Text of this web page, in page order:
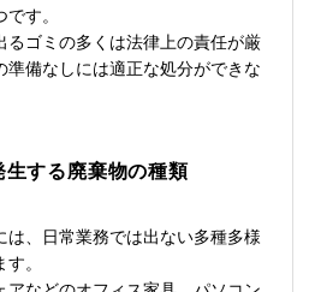
す。
るゴミの多くは法律上の責任が厳
準備なしには適正な処分ができな
する廃棄物の種類
は、日常業務では出ない多種多様
。